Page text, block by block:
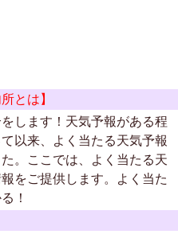
とは】
します！天気予報がある程
以来、よく当たる天気予報
。ここでは、よく当たる天
をご提供します。よく当た
！